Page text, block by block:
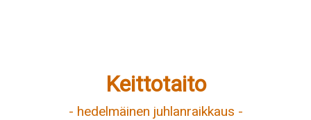
Keittotaito
- hedelmäinen juhlanraikkaus -